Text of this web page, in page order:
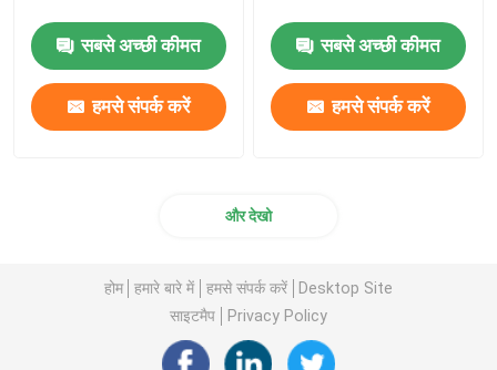
सबसे अच्छी कीमत
हमसे संपर्क करें
सबसे अच्छी कीमत
हमसे संपर्क करें
और देखो
होम हमारे बारे में हमसे संपर्क करें
Desktop Site
साइटमैप
Privacy Policy